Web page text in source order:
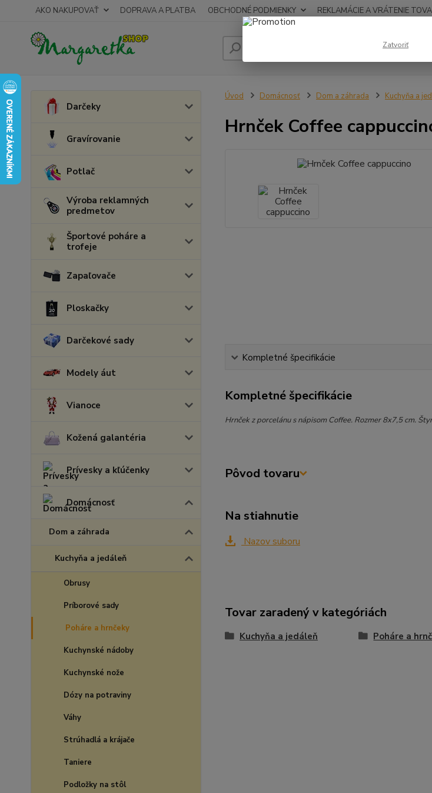
AKO NAKUPOVAŤ DOPRAVA A PLATBA OBCHODNÉ PODMIENKY REKLAMÁCIE A VRÁTENIE
Hľadať
Darčeky
Gravírovanie
Potlač
Výroba reklamných
predmetov
Športové poháre a
trofeje
Zapaľovače
Ploskačky
Darčekové sady
Modely áut
Vianoce
Kožená galantéria
Prívesky a kľúčenky
Domácnosť
Dom a záhrada
Kuchyňa a jedáleň
Obrusy
Príborové sady
Poháre a hrnčeky
Kuchynské nádoby
Kuchynské nože
Dózy na potraviny
Váhy
Strúhadlá a krájače
Taniere
Podložky na stôl
Úvod Domácnosť Dom a záhrada Kuchyňa a
Hrnček Coffee
Kompletné špecifikácie
Kompletné špecifikácie
Hrnček z porcelánu s nápisom Coffee. Rozmer 8x7,5 cm.
Pôvod tovaru
Na stiahnutie
Nazov suboru
Tovar zaradený v kategóriách
Kuchyňa a jedáleň Poháre a
Zatvoriť